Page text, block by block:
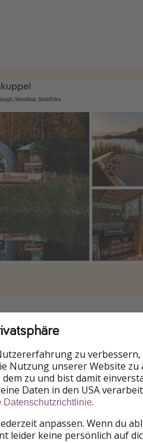
zu
Nutzung unserer Website zu
zu und bist damit
Daten in den USA
Datenschutzrichtlinie.
anpassen. Wenn du
leider keine persönlich auf